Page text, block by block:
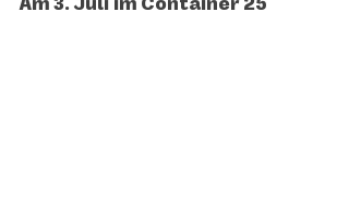
Am 3. Juli im Container 25